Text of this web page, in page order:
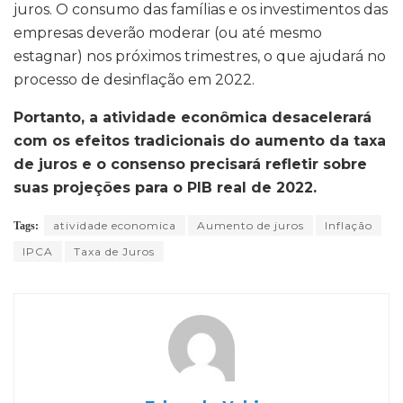
juros. O consumo das famílias e os investimentos das
empresas deverão moderar (ou até mesmo
estagnar) nos próximos trimestres, o que ajudará no
processo de desinflação em 2022.
Portanto, a atividade econômica desacelerará
com os efeitos tradicionais do aumento da taxa
de juros e o consenso precisará refletir sobre
suas projeções para o PIB real de 2022.
Tags: atividade economica Aumento de juros
Inflação
IPCA
Taxa de Juros